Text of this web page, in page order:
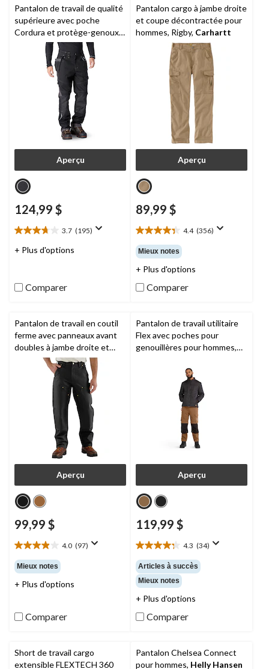
Pantalon de travail de qualité
supérieure avec poche
Cordura et protège-genoux
pour hommes, Eisenhower,
Aperçu
124,99 $
3.7 (195)
3.7
étoile(s)
195
évaluations
+ Plus d'options
Comparer
Pantalon cargo à jambe droite
et coupe décontractée pour
hommes, Rigby, Carhartt
Aperçu
89,99 $
4.4 (356)
4.4
étoile(s)
sur
5.
356
évaluations
Mieux notes
+ Plus d'options
Comparer
Pantalon de travail en coutil
ferme avec panneaux avant
doubles à jambe droite et
coupe ample pour hommes,
Carhartt
Aperçu
99,99 $
4.0 (97)
4.0
étoile(s)
sur
5.
Mieux notes
+ Plus d'options
Comparer
Pantalon de travail utilitaire
Flex avec poches pour
genouillères pour hommes,
Aperçu
119,99 $
4.3 (34)
4.3
étoile(s)
sur
5.
34
Articles à succès
Mieux notes
+ Plus d'options
Comparer
Short de travail cargo
extensible FLEXTECH 360
Pantalon Chelsea Connect
pour hommes, Helly Hansen